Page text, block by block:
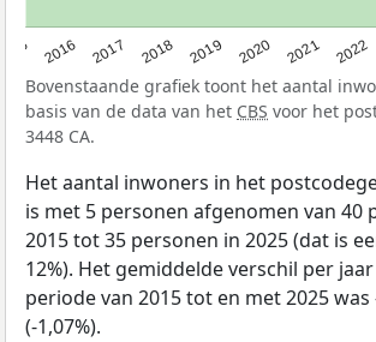
2016 2017 2018 2019 2020 2021 2022
Bovenstaande grafiek toont het aantal
basis van de data van het CBS voor het
3448 CA.
Het aantal inwoners in het
is met 5 personen afgenomen van 40
2015 tot 35 personen in 2025 (dat is
12%). Het gemiddelde verschil per
periode van 2015 tot en met 2025
(-1,07%).